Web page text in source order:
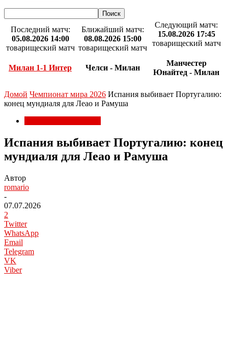
Последний матч:
05.08.2026 14:00
товарищеский матч
Милан 1-1 Интер
Ближайший матч:
08.08.2026 15:00
товарищеский матч
Челси - Милан
Следующий матч:
15.08.2026 17:45
товарищеский матч
Манчестер
Юнайтед - Милан
Домой Чемпионат мира 2026 Испания выбивает Португалию:
конец мундиаля для Леао и Рамуша
Испания выбивает Португалию: конец
мундиаля для Леао и Рамуша
Автор
romario
-
07.07.2026
2
Twitter
WhatsApp
Email
Telegram
VK
Viber